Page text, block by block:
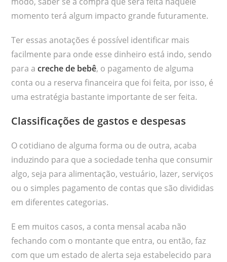
momento terá algum impacto grande futuramente.
Ter essas anotações é possível identificar mais
facilmente para onde esse dinheiro está indo, sendo
para acreche de bebê, o pagamento de alguma
conta ou a reserva financeira que foi feita, por isso, é
uma estratégia bastante importante de ser feita.
Classificações de gastos e despesas
O cotidiano de alguma forma ou de outra, acaba
induzindo para que a sociedade tenha que consumir
algo, seja para alimentação, vestuário, lazer, serviços
ou o simples pagamento de contas que são divididas
em diferentes categorias.
E em muitos casos, a conta mensal acaba não
fechando com o montante que entra, ou então, faz
com que um estado de alerta seja estabelecido para